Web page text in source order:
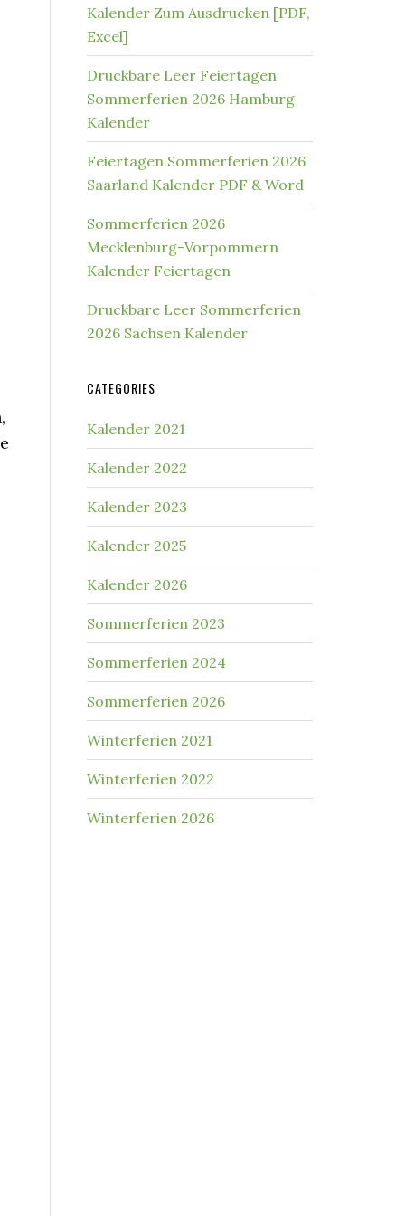
Kalender Zum Ausdrucken [PDF,
Excel]
Druckbare Leer Feiertagen
Sommerferien 2026 Hamburg
Kalender
Feiertagen Sommerferien 2026
Saarland Kalender PDF & Word
Sommerferien 2026
Mecklenburg-Vorpommern
Kalender Feiertagen
Druckbare Leer Sommerferien
2026 Sachsen Kalender
CATEGORIES
Kalender 2021
Kalender 2022
Kalender 2023
Kalender 2025
Kalender 2026
Sommerferien 2023
Sommerferien 2024
Sommerferien 2026
Winterferien 2021
Winterferien 2022
Winterferien 2026